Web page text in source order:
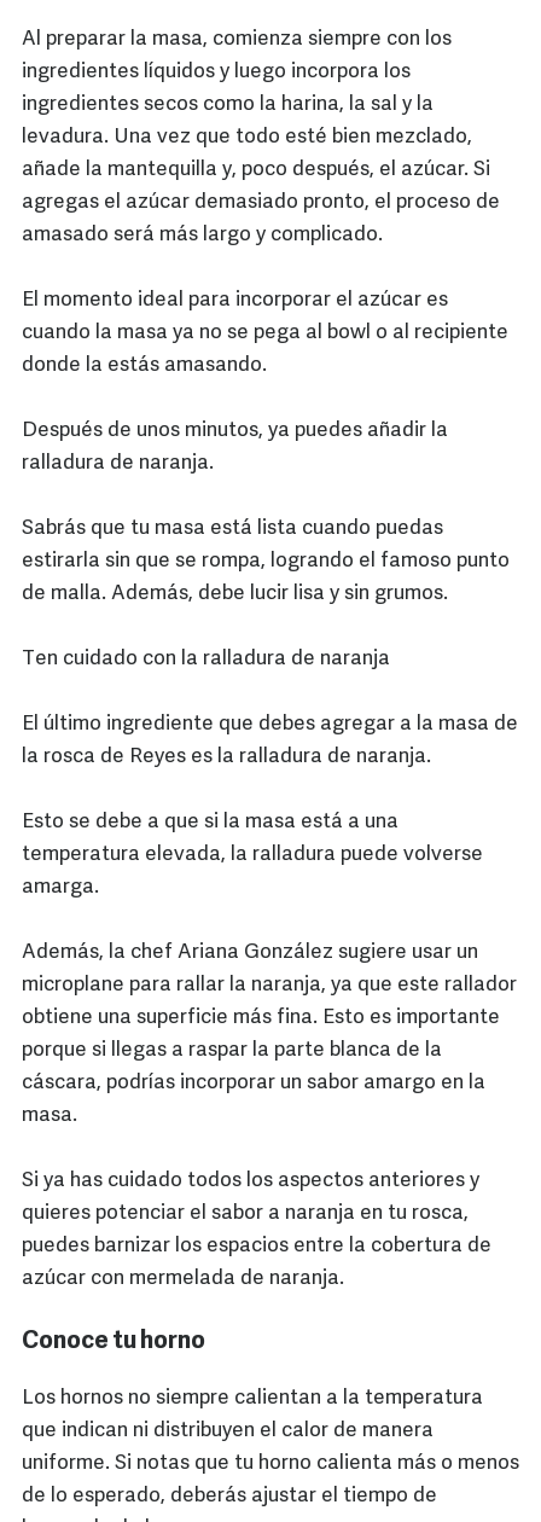
Al preparar la masa, comienza siempre con los
ingredientes líquidos y luego incorpora los
ingredientes secos como la harina, la sal y la
levadura. Una vez que todo esté bien mezclado,
añade la mantequilla y, poco después, el azúcar. Si
agregas el azúcar demasiado pronto, el proceso de
amasado será más largo y complicado.
El momento ideal para incorporar el azúcar es
cuando la masa ya no se pega al bowl o al recipiente
donde la estás amasando.
Después de unos minutos, ya puedes añadir la
ralladura de naranja.
Sabrás que tu masa está lista cuando puedas
estirarla sin que se rompa, logrando el famoso punto
de malla. Además, debe lucir lisa y sin grumos.
Ten cuidado con la ralladura de naranja
El último ingrediente que debes agregar a la masa de
la rosca de Reyes es la ralladura de naranja.
Esto se debe a que si la masa está a una
temperatura elevada, la ralladura puede volverse
amarga.
Además, la chef Ariana González sugiere usar un
microplane para rallar la naranja, ya que este rallador
obtiene una superficie más fina. Esto es importante
porque si llegas a raspar la parte blanca de la
cáscara, podrías incorporar un sabor amargo en la
masa.
Si ya has cuidado todos los aspectos anteriores y
quieres potenciar el sabor a naranja en tu rosca,
puedes barnizar los espacios entre la cobertura de
azúcar con mermelada de naranja.
Conoce tu horno
Los hornos no siempre calientan a la temperatura
que indican ni distribuyen el calor de manera
uniforme. Si notas que tu horno calienta más o menos
de lo esperado, deberás ajustar el tiempo de